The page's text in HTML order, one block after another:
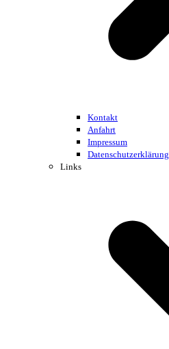
Kontakt
Anfahrt
Impressum
Datenschutzerklärung
Links